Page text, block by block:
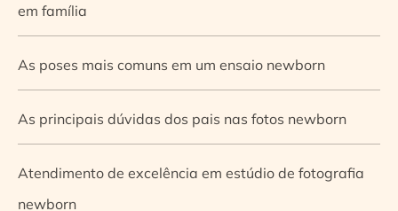
em família
As poses mais comuns em um ensaio newborn
As principais dúvidas dos pais nas fotos newborn
Atendimento de excelência em estúdio de fotografia
newborn